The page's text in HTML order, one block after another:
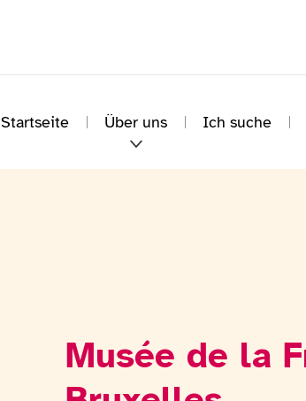
Startseite Über uns Ich suche
Musée de la